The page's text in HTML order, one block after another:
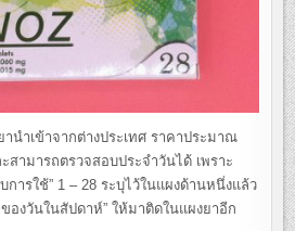
าจากต่างประเทศ ราคาประมาณ
สามารถตรวจสอบประจำวันได้ เพราะ
ารใช้” 1 – 28 ระบุไว้ในแผงด้านหนึ่งแล้ว
องวันในสัปดาห์” ให้มาติดในแผงยาอีก